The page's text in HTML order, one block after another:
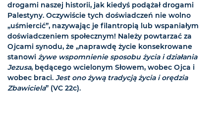
drogami naszej historii, jak kiedyś podążał drogami
Palestyny. Oczywiście tych doświadczeń nie wolno
„uśmiercić”, nazywając je filantropią lub wspaniałym
doświadczeniem społecznym! Należy powtarzać za
Ojcami synodu, że „naprawdę życie konsekrowane
stanowi żywe wspomnienie sposobu życia i działania
Jezusa, będącego wcielonym Słowem, wobec Ojca i
wobec braci. Jest ono żywą tradycją życia i orędzia
Zbawiciela” (VC 22c).